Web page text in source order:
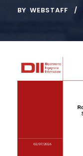
BY WEBSTAFF